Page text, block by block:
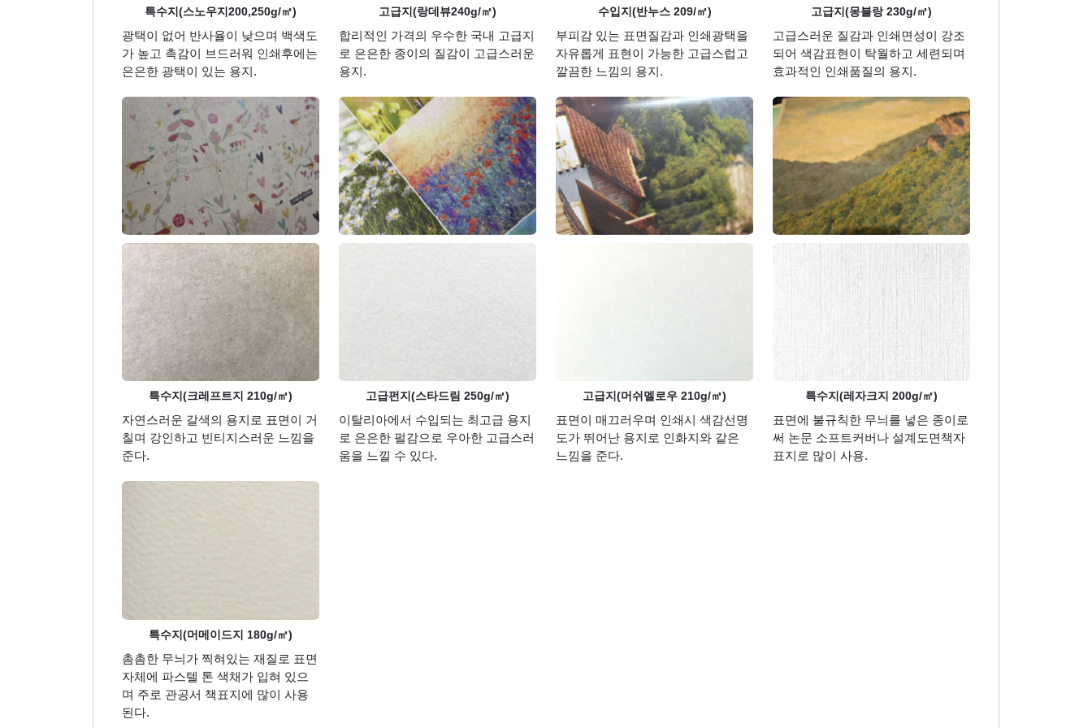
특수지(스노우지200,250g/㎡)
광택이 없어 반사율이 낮으며 백색도
가 높고 촉감이 브드러워 인쇄후에는
은은한 광택이 있는 용지.
고급지(랑데뷰240g/㎡)
합리적인 가격의 우수한 국내 고급지
로 은은한 종이의 질감이 고급스러운
용지.
수입지(반누스 209/㎡)
부피감 있는 표면질감과 인쇄광택을
자유롭게 표현이 가능한 고급스럽고
깔끔한 느낌의 용지.
고급지(몽블랑 230g/㎡)
고급스러운 질감과 인쇄면성이 강조
되어 색감표현이 탁월하고 세련되며
효과적인 인쇄품질의 용지.
특수지(크레프트지 210g/㎡)
자연스러운 갈색의 용지로 표면이 거
칠며 강인하고 빈티지스러운 느낌을
준다.
고급펀지(스타드림 250g/㎡)
이탈리아에서 수입되는 최고급 용지
로 은은한 펄감으로 우아한 고급스러
움을 느낄 수 있다.
고급지(머쉬멜로우 210g/㎡)
표면이 매끄러우며 인쇄시 색감선명
도가 뛰어난 용지로 인화지와 같은
느낌을 준다.
특수지(레자크지 200g/㎡)
표면에 불규칙한 무늬를 넣은 종이로
써 논문 소프트커버나 설계도면책자
표지로 많이 사용.
특수지(머메이드지 180g/㎡)
촘촘한 무늬가 찍혀있는 재질로 표면
자체에 파스텔 톤 색채가 입혀 있으
며 주로 관공서 책표지에 많이 사용
된다.